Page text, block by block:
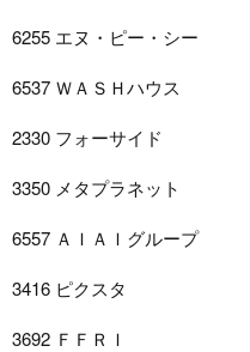
6255 エヌ・ピー・シー
6537 ＷＡＳＨハウス
2330 フォーサイド
3350 メタプラネット
6557 ＡＩＡＩグループ
3416 ピクスタ
3692 ＦＦＲＩ